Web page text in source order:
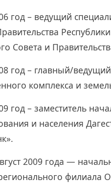
год – ведущий
Совета и
год – главный/ведущий
комплекса и
год – заместитель
и населения
2009 года —
филиала